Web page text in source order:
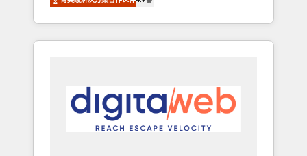
industries. With 150+ HubSpot-certified
experts, we deliver scalable solutions to
complex GTM and RevOps challenges. Our
smooth setup tailored to your GTM motion.
🔹 Migrations: Move from other CRMs to
HubSpot without data loss or downtime. 🔹